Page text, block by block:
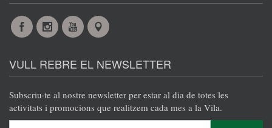
FacebookInstagram
YouTubeMaps
VULL REBRE EL NEWSLETTER
Subscriu·te al nostre newsletter per estar al dia de totes les
activitats i promocions que realitzem cada mes a la Vila.